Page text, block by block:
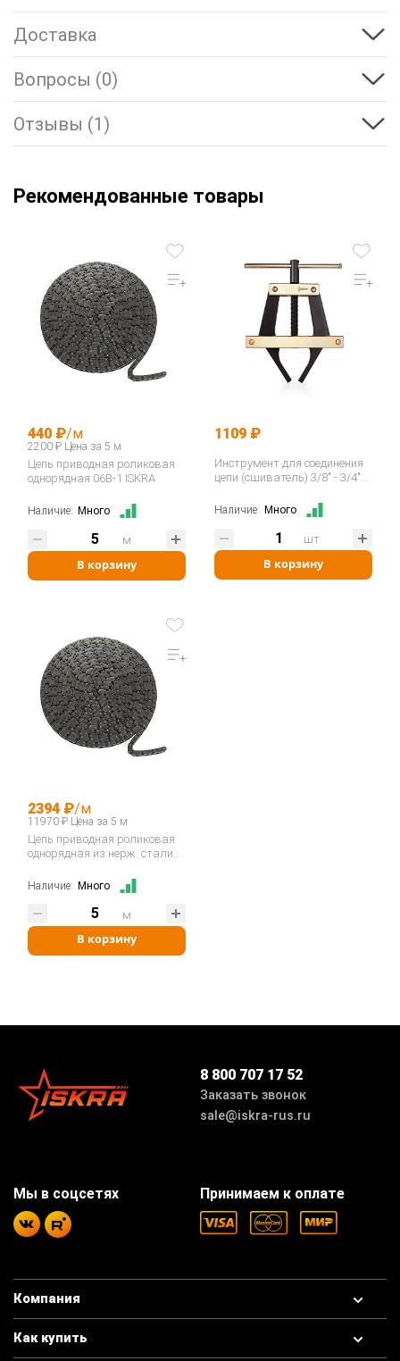
Доставка
Вопросы (0)
Отзывы (1)
Рекомендованные товары
440 ₽/м
2200 ₽ Цена за 5 м
Цепь приводная роликовая
однорядная 06B-1 ISKRA
Наличие: Много
В корзину
м
1109 ₽
Инструмент для соединения
цепи (сшиватель) 3/8" - 3/4"
400035…
Наличие: Много
В корзину
шт
2394 ₽/м
11970 ₽ Цена за 5 м
Цепь приводная роликовая
однорядная из нерж. стали
Наличие: Много
В корзину
м
8 800 707 17 52
Заказать звонок
sale@iskra-rus.ru
Компания
Как купить
Принимаем к оплате
Мы в соцсетях